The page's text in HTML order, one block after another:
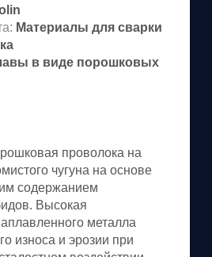
Материалы для сварки
в виде порошковых
проволока на
чугуна на основе
содержанием
Высокая
металла
износа и эрозии при